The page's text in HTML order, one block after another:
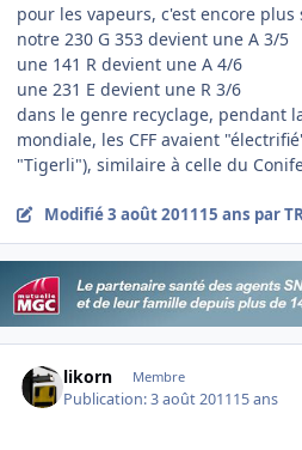
pour les vapeurs, c'est encore plus
notre 230 G 353 devient une A 3/5
une 141 R devient une A 4/6
une 231 E devient une R 3/6
dans le genre recyclage, pendant
mondiale, les CFF avaient
"Tigerli"), similaire à celle du
Modifié3 août 201115 ans par
likorn Membre
Publication:3 août 201115 ans